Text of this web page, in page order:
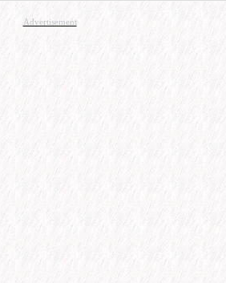
Advertisement